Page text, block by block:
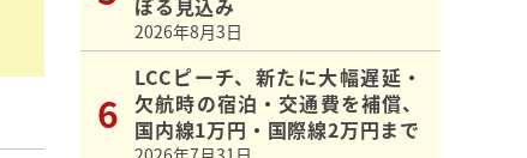
ぼる見込み
2026年8月3日
LCCピーチ、新たに大幅遅延・
欠航時の宿泊・交通費を補償、
国内線1万円・国際線2万円まで